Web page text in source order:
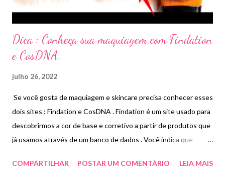
Dica : Conheça sua maquiagem com Findation
e CosDNA.
julho 26, 2022
Se você gosta de maquiagem e skincare precisa conhecer esses
dois sites : Findation e CosDNA . Findation é um site usado para
descobrirmos a cor de base e corretivo a partir de produtos que
já usamos através de um banco de dados . Você indica que
de outras marcas correspondente com a sua cor ideal .
COMPARTILHAR POSTAR UM COMENTÁRIO LEIA MAIS